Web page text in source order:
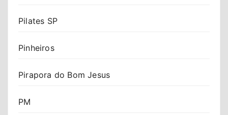
Pilates SP
Pinheiros
Pirapora do Bom Jesus
PM